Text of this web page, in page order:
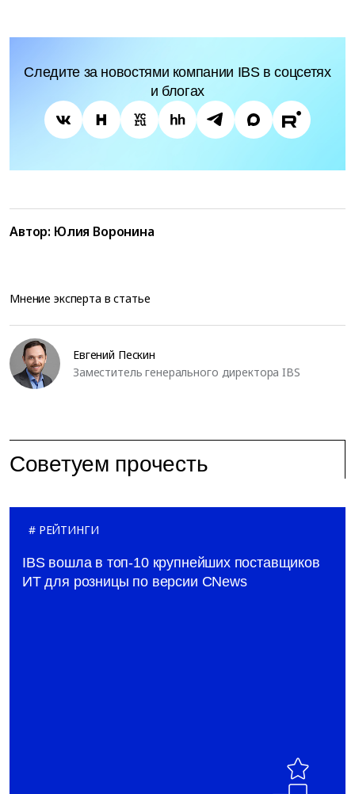
Следите за новостями компании IBS в соцсетях
и блогах
Автор: Юлия Воронина
Мнение эксперта в статье
Евгений Пескин
Заместитель генерального директора IBS
Советуем прочесть
РЕЙТИНГИ
IBS вошла в топ-10 крупнейших поставщиков
ИТ для розницы по версии CNews